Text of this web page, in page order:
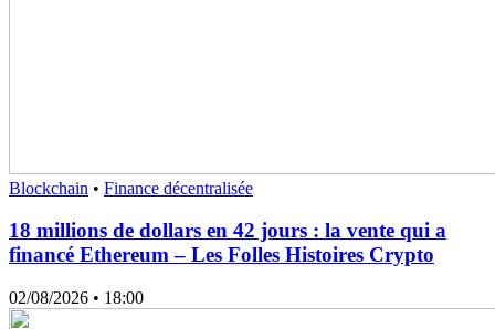
Blockchain • Finance décentralisée
18 millions de dollars en 42 jours : la vente qui a
financé Ethereum – Les Folles Histoires Crypto
02/08/2026 • 18:00